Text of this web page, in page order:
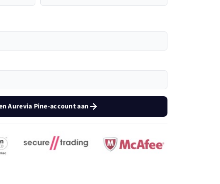
Aurevia Pine-account aan